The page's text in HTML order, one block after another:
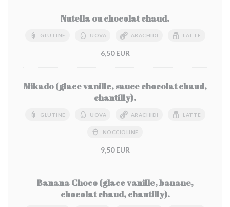
Nutella ou chocolat chaud.
GLUTINE UOVA ARACHIDI LATTE
6,50 EUR
Mikado (glace vanille, sauce chocolat chaud,
chantilly).
GLUTINE UOVA ARACHIDI LATTE
NOCCIOLINE
9,50 EUR
Banana Choco (glace vanille, banane,
chocolat chaud, chantilly).